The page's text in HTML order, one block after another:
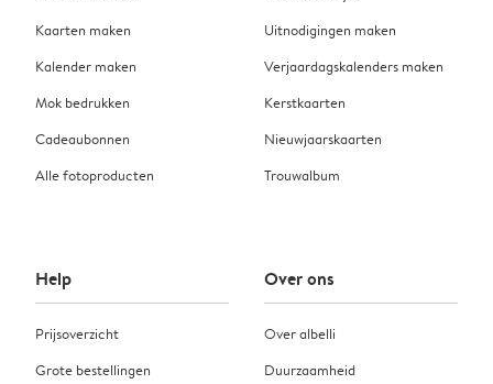
Kaarten maken
Kalender maken
Mok bedrukken
Cadeaubonnen
Alle fotoproducten
Uitnodigingen maken
Verjaardagskalenders maken
Kerstkaarten
Nieuwjaarskaarten
Trouwalbum
Help
Prijsoverzicht
Grote bestellingen
Over ons
Over albelli
Duurzaamheid